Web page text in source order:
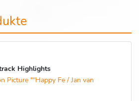
Highlights
Picture ""Happy Fe / Jan van